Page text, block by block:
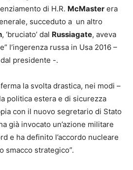
di H.R. McMaster era
succeduto a un altro
, ‘bruciato’ dal Russiagate, aveva
l’ingerenza russa in Usa 2016 –
presidente -.
la svolta drastica, nei modi –
politica estera e di sicurezza
con il nuovo segretario di Stato
già invocato un’azione militare
e ha definito l’accordo nucleare
smacco strategico”.